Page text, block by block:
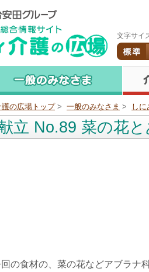
文字サイ
護の広場トップ> 一般のみなさま > しに
立 No.89 菜の花
の食材の、菜の花などアブラナ